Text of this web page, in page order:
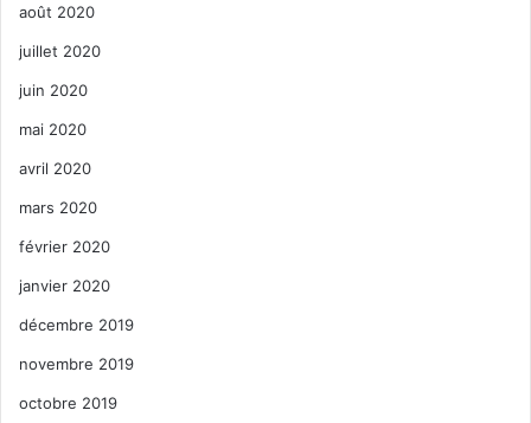
août 2020
juillet 2020
juin 2020
mai 2020
avril 2020
mars 2020
février 2020
janvier 2020
décembre 2019
novembre 2019
octobre 2019